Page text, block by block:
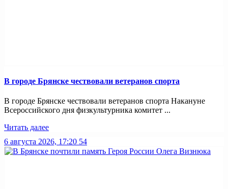
В городе Брянске чествовали ветеранов спорта
В городе Брянске чествовали ветеранов спорта Накануне
Всероссийского дня физкультурника комитет ...
Читать далее
6 августа 2026, 17:20 54